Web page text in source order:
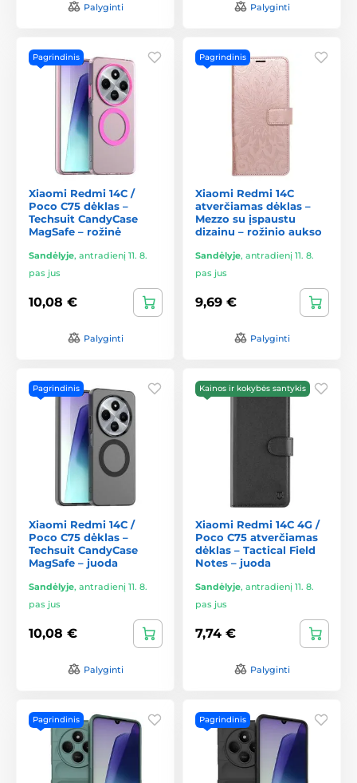
Palyginti Palyginti
Pagrindinis
Xiaomi Redmi 14C /
Poco C75 dėklas –
Techsuit CandyCase
MagSafe – rožinė
Sandėlyje, antradienį 11. 8.
pas jus
10,08 €
Palyginti
Pagrindinis
Xiaomi Redmi 14C
atverčiamas dėklas –
Mezzo su įspaustu
dizainu – rožinio aukso
Sandėlyje, antradienį 11. 8.
pas jus
9,69 €
Palyginti
Pagrindinis
Xiaomi Redmi 14C /
Poco C75 dėklas –
Techsuit CandyCase
MagSafe – juoda
Sandėlyje, antradienį 11. 8.
pas jus
10,08 €
Palyginti
Kainos ir kokybės santykis
Xiaomi Redmi 14C 4G /
Poco C75 atverčiamas
dėklas – Tactical Field
Notes – juoda
Sandėlyje, antradienį 11. 8.
pas jus
7,74 €
Palyginti
Pagrindinis Pagrindinis